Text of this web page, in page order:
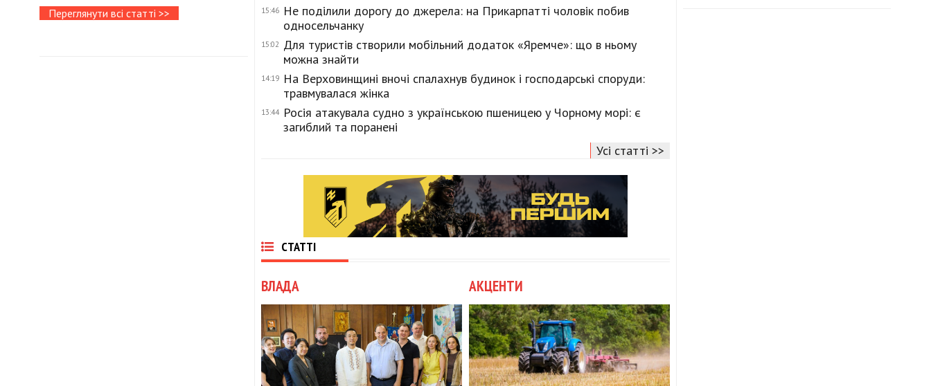
Переглянути всі статті >> 15:46 Не поділили дорогу до джерела: на Прикарпатті чоловік побив
односельчанку
15:02 Для туристів створили мобільний додаток «Яремче»: що в ньому
можна знайти
14:19 На Верховинщині вночі спалахнув будинок і господарські споруди:
травмувалася жінка
13:44 Росія атакувала судно з українською пшеницею у Чорному морі: є
загиблий та поранені
Усі статті >>
СТАТТІ
ВЛАДА АКЦЕНТИ